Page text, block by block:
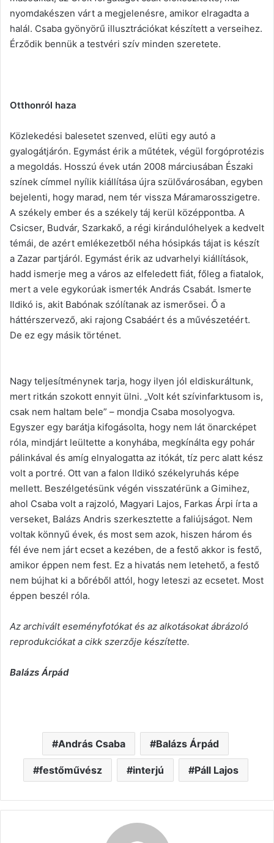
nyomdakészen várt a megjelenésre, amikor elragadta a
halál. Csaba gyönyörű illusztrációkat készített a verseihez.
Érződik bennük a testvéri szív minden szeretete.
Otthonról haza
Közlekedési balesetet szenved, elüti egy autó a
gyalogátjárón. Egymást érik a műtétek, végül forgóprotézis
a megoldás. Hosszú évek után 2008 márciusában Északi
színek címmel nyílik kiállítása újra szülővárosában, egyben
bejelenti, hogy marad, nem tér vissza Máramarosszigetre.
A székely ember és a székely táj kerül középpontba. A
Csicser, Budvár, Szarkakő, a régi kirándulóhelyek a kedvelt
témái, de azért emlékezetből néha hósipkás tájat is készít
a Zazar partjáról. Egymást érik az udvarhelyi kiállítások,
hadd ismerje meg a város az elfeledett fiát, főleg a fiatalok,
mert a vele egykorúak ismerték András Csabát. Ismerte
Ildikó is, akit Babónak szólítanak az ismerősei. Ő a
háttérszervező, aki rajong Csabáért és a művészetéért.
De ez egy másik történet.
Nagy teljesítménynek tarja, hogy ilyen jól eldiskuráltunk,
mert ritkán szokott ennyit ülni. „Volt két szívinfarktusom is,
csak nem haltam bele” – mondja Csaba mosolyogva.
Egyszer egy barátja kifogásolta, hogy nem lát önarcképet
róla, mindjárt leültette a konyhába, megkínálta egy pohár
pálinkával és amíg elnyalogatta az itókát, tíz perc alatt kész
volt a portré. Ott van a falon Ildikó székelyruhás képe
mellett. Beszélgetésünk végén visszatérünk a Gimihez,
ahol Csaba volt a rajzoló, Magyari Lajos, Farkas Árpi írta a
verseket, Balázs Andris szerkesztette a faliújságot. Nem
voltak könnyű évek, és most sem azok, hiszen három és
fél éve nem járt ecset a kezében, de a festő akkor is festő,
amikor éppen nem fest. Ez a hivatás nem letehető, a festő
nem bújhat ki a bőréből attól, hogy leteszi az ecsetet. Most
éppen beszél róla.
Az archivált eseményfotókat és az alkotásokat ábrázoló
reprodukciókat a cikk szerzője készítette.
Balázs Árpád
András Csaba Balázs Árpád
festőművész interjú Páll Lajos